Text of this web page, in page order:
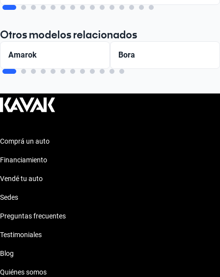
Otros modelos relacionados
Amarok Bora
Comprá un auto
Financiamiento
Vendé tu auto
Sedes
Preguntas frecuentes
Testimoniales
Blog
Quiénes somos